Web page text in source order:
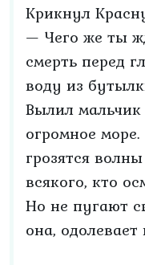
Крикнул
— Чего же ты
смерть перед
воду из
Вылил мальчик
огромное
грозятся
всякого, кто
Но не пугают
она, одолевает